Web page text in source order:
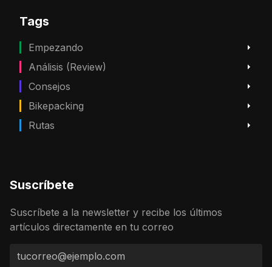
Tags
Empezando
Análisis (Review)
Consejos
Bikepacking
Rutas
Suscríbete
Suscríbete a la newsletter y recibe los últimos
artículos directamente en tu correo